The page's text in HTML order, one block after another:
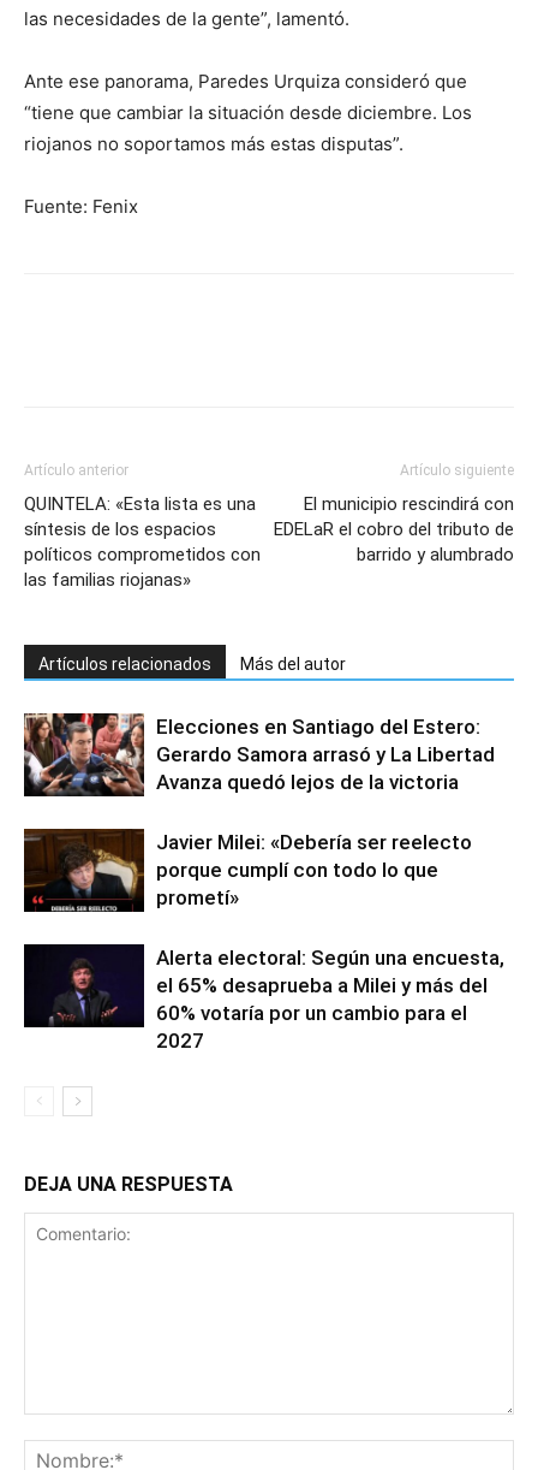
las necesidades de la gente”, lamentó.
Ante ese panorama, Paredes Urquiza consideró que
“tiene que cambiar la situación desde diciembre. Los
riojanos no soportamos más estas disputas”.
Fuente: Fenix
Artículo anterior
QUINTELA: «Esta lista es una
síntesis de los espacios
políticos comprometidos con
las familias riojanas»
Artículo siguiente
El municipio rescindirá con
EDELaR el cobro del tributo de
barrido y alumbrado
Artículos relacionados Más del autor
Elecciones en Santiago del Estero:
Gerardo Samora arrasó y La Libertad
Avanza quedó lejos de la victoria
Javier Milei: «Debería ser reelecto
porque cumplí con todo lo que
prometí»
Alerta electoral: Según una encuesta,
el 65% desaprueba a Milei y más del
60% votaría por un cambio para el
2027
DEJA UNA RESPUESTA